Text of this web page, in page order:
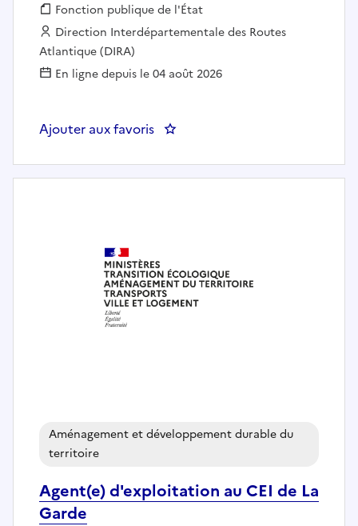
Fonction publique :
Fonction publique de l'État
Employeur :
Direction Interdépartementale des Routes
Atlantique (DIRA)
En ligne depuis le 04 août 2026
Ajouter aux favoris : OPERATEUR/TRICE CIGT
Agent(e) d'exploitation au CEI de La
Garde
Aménagement et développement durable du
territoire